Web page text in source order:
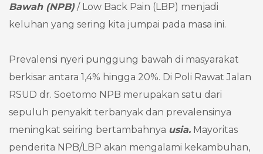
Bawah (NPB)/ Low Back Pain (LBP) menjadi
keluhan yang sering kita jumpai pada masa ini.
Prevalensi nyeri punggung bawah di masyarakat
berkisar antara 1,4% hingga 20%. Di Poli Rawat Jalan
RSUD dr. Soetomo NPB merupakan satu dari
sepuluh penyakit terbanyak dan prevalensinya
meningkat seiring bertambahnya usia. Mayoritas
penderita NPB/LBP akan mengalami kekambuhan,